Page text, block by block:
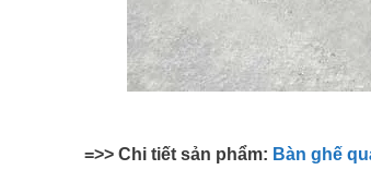
=>> Chi tiết sản phẩm: Bàn ghế